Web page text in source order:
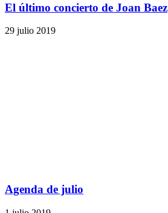
El último concierto de Joan Baez
29 julio 2019
Agenda de julio